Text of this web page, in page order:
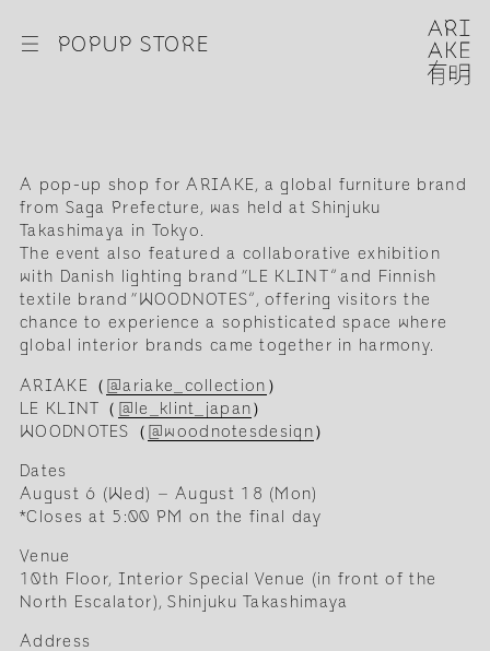
☰ POPUP STORE
A pop-up shop for ARIAKE, a global furniture brand
from Saga Prefecture, was held at Shinjuku
Takashimaya in Tokyo.
The event also featured a collaborative exhibition
with Danish lighting brand “LE KLINT” and Finnish
textile brand “WOODNOTES”, offering visitors the
chance to experience a sophisticated space where
global interior brands came together in harmony.
ARIAKE（ @ariake_collection ）
LE KLINT（ @le_klint_japan ）
WOODNOTES（ @woodnotesdesign ）
Dates
August 6 (Wed) – August 18 (Mon)
*Closes at 5:00 PM on the final day
Venue
10th Floor, Interior Special Venue (in front of the
North Escalator), Shinjuku Takashimaya
Address